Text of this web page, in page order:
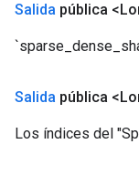
Salida pública
Salida pública
Los índices del